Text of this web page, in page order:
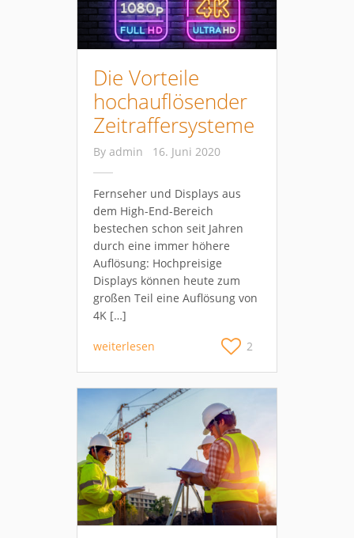
Die Vorteile
hochauflösender
Zeitraffersysteme
By admin 16. Juni 2020
Fernseher und Displays aus
dem High-End-Bereich
bestechen schon seit Jahren
durch eine immer höhere
Auflösung: Hochpreisige
Displays können heute zum
großen Teil eine Auflösung von
4K […]
weiterlesen 2